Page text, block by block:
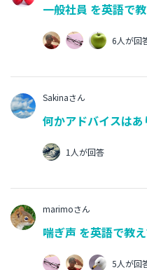
一般社員 を英語で教
6人が回
Sakinaさん
何かアドバイスは
1人が回答
marimoさん
喘ぎ声 を英語で教
5人が回